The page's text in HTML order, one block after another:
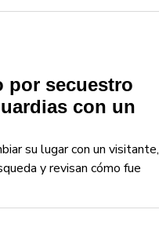
por secuestro
con un
su lugar con un visitante,
y revisan cómo fue